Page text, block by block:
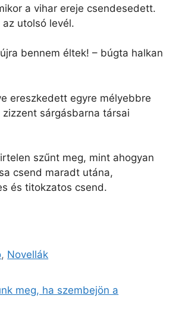
a vihar ereje csendesedett.
az utolsó levél.
bennem éltek! – búgta halkan
ereszkedett egyre mélyebbre
sárgásbarna társai
szűnt meg, mint ahogyan
csend maradt utána,
és titokzatos csend.
, Novellák
meg, ha szembejön a